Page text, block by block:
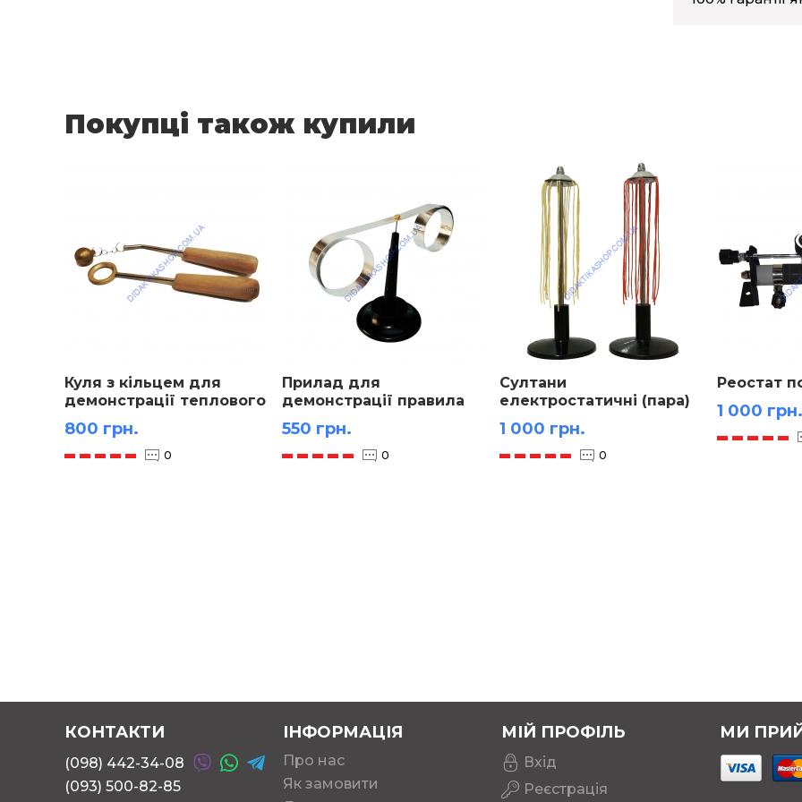
Покупці також купили
Куля з кільцем для
демонстрації теплового
розширення твердого
тіла
800 грн.
0
Прилад для
демонстрації правила
Ленца
550 грн.
0
Султани
електростатичні (пара)
1 000 грн.
0
Реостат
1 000 грн.
КОНТАКТИ
(098) 442-34-08
(093) 500-82-85
ІНФОРМАЦІЯ
Про нас
Як замовити
МІЙ ПРОФІЛЬ
Вхід
Реєстрація
МИ